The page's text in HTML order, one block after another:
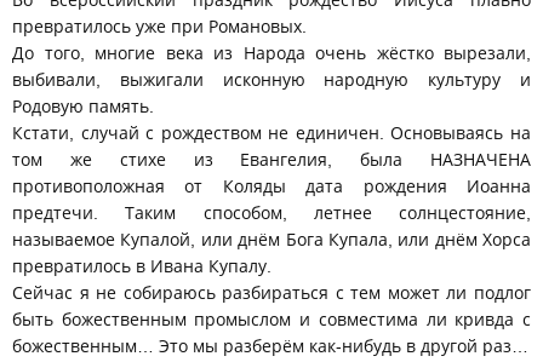
превратилось уже при Романовых.
До того, многие века из Народа очень жёстко вырезали,
выбивали, выжигали исконную народную культуру и
Родовую память.
Кстати, случай с рождеством не единичен. Основываясь на
том же стихе из Евангелия, была НАЗНАЧЕНА
противоположная от Коляды дата рождения Иоанна
предтечи. Таким способом, летнее солнцестояние,
называемое Купалой, или днём Бога Купала, или днём Хорса
превратилось в Ивана Купалу.
Сейчас я не собираюсь разбираться с тем может ли подлог
быть божественным промыслом и совместима ли кривда с
божественным… Это мы разберём как-нибудь в другой раз…